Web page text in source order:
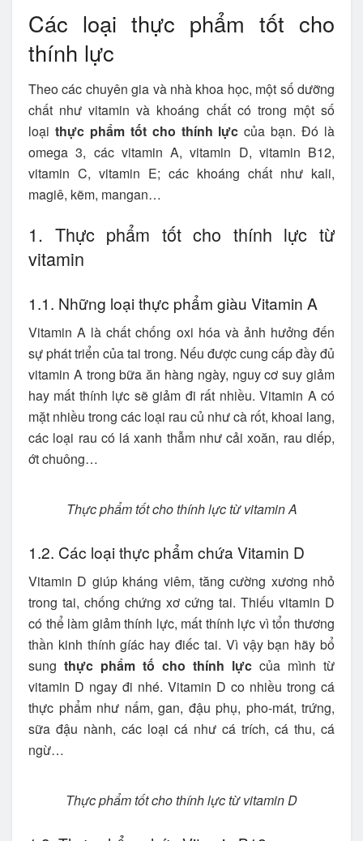
Các loại thực phẩm tốt cho
thính lực
Theo các chuyên gia và nhà khoa học, một số dưỡng
chất như vitamin và khoáng chất có trong một số
loại thực phẩm tốt cho thính lực của bạn. Đó là
omega 3, các vitamin A, vitamin D, vitamin B12,
vitamin C, vitamin E; các khoáng chất như kali,
magiê, kẽm, mangan…
1. Thực phẩm tốt cho thính lực từ
vitamin
1.1. Những loại thực phẩm giàu Vitamin A
Vitamin A là chất chống oxi hóa và ảnh hưởng đến
sự phát triển của tai trong. Nếu được cung cấp đầy đủ
vitamin A trong bữa ăn hàng ngày, nguy cơ suy giảm
hay mất thính lực sẽ giảm đi rất nhiều. Vitamin A có
mặt nhiều trong các loại rau củ như cà rốt, khoai lang,
các loại rau có lá xanh thẫm như cải xoăn, rau diếp,
ớt chuông…
Thực phẩm tốt cho thính lực từ vitamin A
1.2. Các loại thực phẩm chứa Vitamin D
Vitamin D giúp kháng viêm, tăng cường xương nhỏ
trong tai, chống chứng xơ cứng tai. Thiếu vitamin D
có thể làm giảm thính lực, mất thính lực vì tổn thương
thần kinh thính gíác hay điếc tai. Vì vậy bạn hãy bổ
sung thực phẩm tố cho thính lực của mình từ
vitamin D ngay đi nhé. Vitamin D co nhiều trong cá
thực phẩm như nấm, gan, đậu phụ, pho-mát, trứng,
sữa đậu nành, các loại cá như cá trích, cá thu, cá
ngừ…
Thực phẩm tốt cho thính lực từ vitamin D